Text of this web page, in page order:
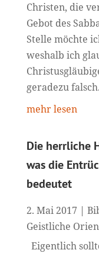
Christen, die
Gebot des
Stelle möchte
weshalb ich
geradezu
mehr lesen
Die herrliche
was die
bedeutet
2. Mai 2017 |
Geistliche
Eigentlich